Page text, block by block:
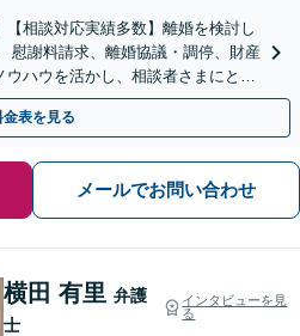
【相談対応実績多数】離婚を検討し
慰謝料請求、離婚協議・調停、財産
ハウを活かし、相談者さまにとっ
金表を見る
メールでお問い合わせ
横田 有里 弁護
士
インタビューを見
る